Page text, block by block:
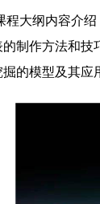
程大纲内容介
制作方法和
的模型及其应